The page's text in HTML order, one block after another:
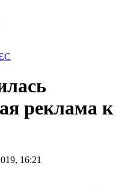
реклама к
16:21